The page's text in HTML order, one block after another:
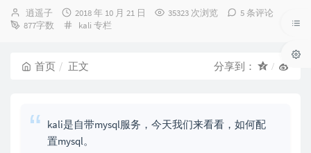
博
主：
逍遥子
发
布
2018 年 10 月 21 日 35323 次浏览
5 条评论
877字数
分
kali 专栏
首页 正文 分享到：
kali是自带mysql服务，今天我们来看看，如何配
置mysql。